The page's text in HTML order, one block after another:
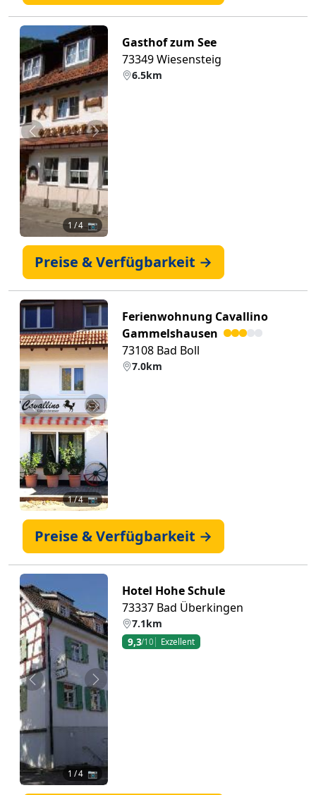
Zurück Weiter
1 / 4 📷
Gasthof zum See
73349 Wiesensteig
6.5km
Preise & Verfügbarkeit →
Zurück Weiter
1/ 4 📷
Ferienwohnung Cavallino
Gammelshausen
73108 Bad Boll
7.0km
Preise & Verfügbarkeit →
Zurück Weiter
1 / 4 📷
Hotel Hohe Schule
73337 Bad Überkingen
7.1km
9,3/10 Exzellent